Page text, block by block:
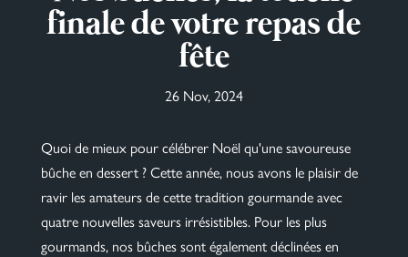
finale de votre repas de
fête
26 Nov, 2024
Quoi de mieux pour célébrer Noël qu'une savoureuse
bûche en dessert ? Cette année, nous avons le plaisir de
ravir les amateurs de cette tradition gourmande avec
quatre nouvelles saveurs irrésistibles. Pour les plus
gourmands, nos bûches sont également déclinées en